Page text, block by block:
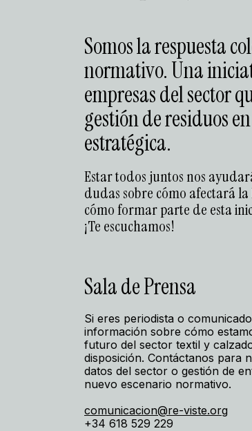
Somos la respuesta
normativo. Una
empresas del sector
gestión de residuos
estratégica.
Estar todos juntos nos
dudas sobre cómo afectará la
cómo formar parte de esta
¡Te escuchamos!
Sala de Prensa
Si eres periodista o
información sobre cómo
futuro del sector textil y
disposición. Contáctanos para
datos del sector o gestión de
nuevo escenario normativo.
comunicacion@re-viste.org
+34 618 529 229